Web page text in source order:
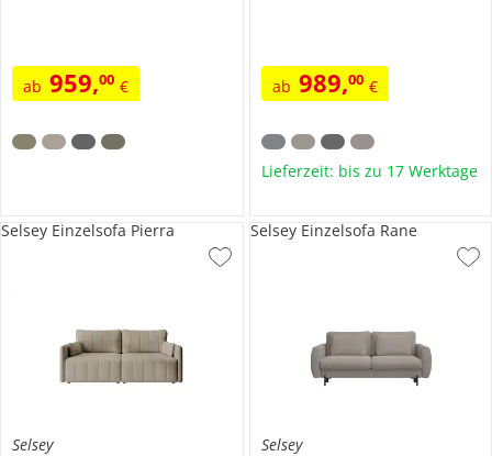
ab 959,00 € ab 989,00 €
Lieferzeit: bis zu 17 Werktage
Selsey
Selsey Einzelsofa Pierra
Selsey
Selsey Einzelsofa Rane